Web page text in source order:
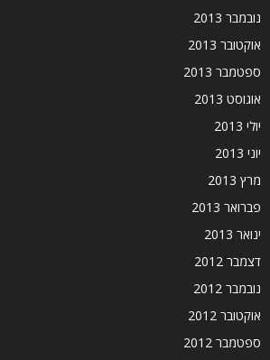
נובמבר 2013
אוקטובר 2013
ספטמבר 2013
אוגוסט 2013
יולי 2013
יוני 2013
מרץ 2013
פברואר 2013
ינואר 2013
דצמבר 2012
נובמבר 2012
אוקטובר 2012
ספטמבר 2012